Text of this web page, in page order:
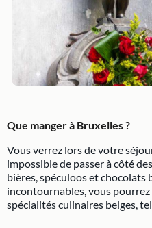
Que manger à Bruxelles ?
Vous verrez lors de votre
impossible de passer à côté
bières, spéculoos et chocolats
incontournables, vous
spécialités culinaires belges,